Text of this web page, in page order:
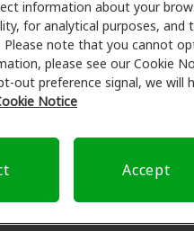
information about your
for analytical purposes, and
note that you cannot
please see our Cookie
out preference signal, we will
Notice
Accept
de beneficios y clínicas
audífonos y atención
licenciados
Hearing Studios,
gastos de bolsillo y de
atención auditiva y
opciones de pago